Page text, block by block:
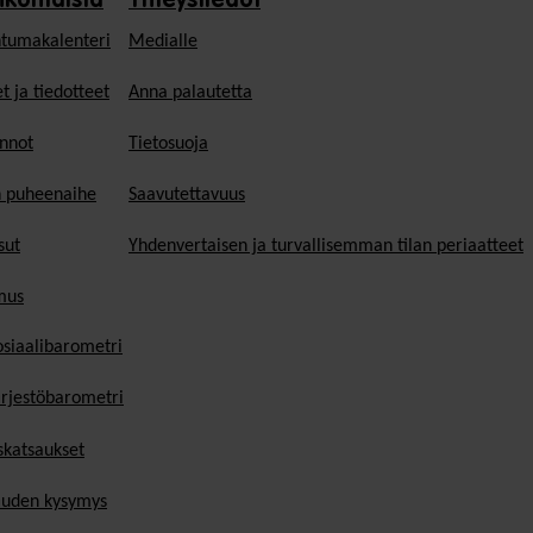
ja tiedotteet
puheenaihe
kysymys
Medialle
Anna palautetta
Tietosuoja
Saavutettavuus
Yhdenvertaisen ja turvallisemman tilan periaatteet